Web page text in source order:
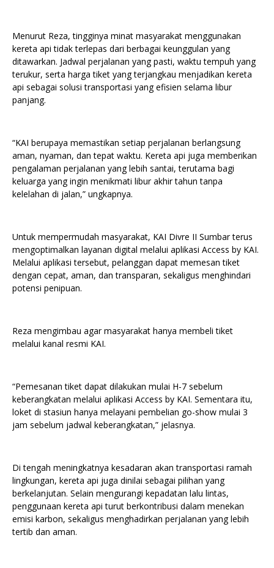
Menurut Reza, tingginya minat masyarakat menggunakan
kereta api tidak terlepas dari berbagai keunggulan yang
ditawarkan. Jadwal perjalanan yang pasti, waktu tempuh yang
terukur, serta harga tiket yang terjangkau menjadikan kereta
api sebagai solusi transportasi yang efisien selama libur
panjang.
“KAI berupaya memastikan setiap perjalanan berlangsung
aman, nyaman, dan tepat waktu. Kereta api juga memberikan
pengalaman perjalanan yang lebih santai, terutama bagi
keluarga yang ingin menikmati libur akhir tahun tanpa
kelelahan di jalan,” ungkapnya.
Untuk mempermudah masyarakat, KAI Divre II Sumbar terus
mengoptimalkan layanan digital melalui aplikasi Access by KAI.
Melalui aplikasi tersebut, pelanggan dapat memesan tiket
dengan cepat, aman, dan transparan, sekaligus menghindari
potensi penipuan.
Reza mengimbau agar masyarakat hanya membeli tiket
melalui kanal resmi KAI.
“Pemesanan tiket dapat dilakukan mulai H-7 sebelum
keberangkatan melalui aplikasi Access by KAI. Sementara itu,
loket di stasiun hanya melayani pembelian go-show mulai 3
jam sebelum jadwal keberangkatan,” jelasnya.
Di tengah meningkatnya kesadaran akan transportasi ramah
lingkungan, kereta api juga dinilai sebagai pilihan yang
berkelanjutan. Selain mengurangi kepadatan lalu lintas,
penggunaan kereta api turut berkontribusi dalam menekan
emisi karbon, sekaligus menghadirkan perjalanan yang lebih
tertib dan aman.